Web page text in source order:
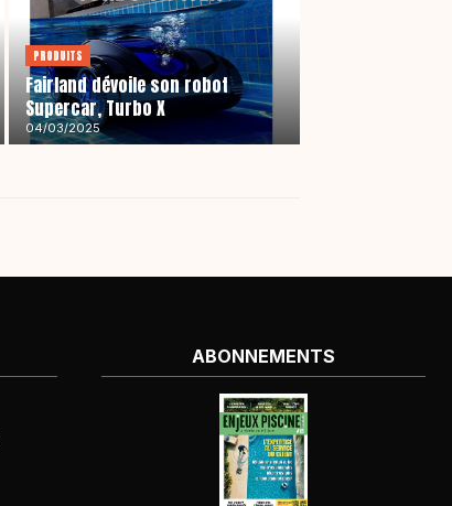
PRODUITS
Fairland dévoile son robot
Supercar, Turbo X
04/03/2025
ABONNEMENTS